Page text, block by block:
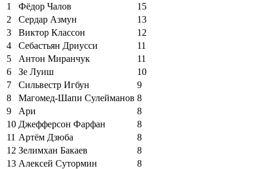
1
Фёдор Чалов
15
2
Сердар Азмун
13
3
Виктор Классон
12
4
Себастьян Дриусси
11
5
Антон Миранчук
11
6
Зе Луиш
10
7
Сильвестр Игбун
9
8
Магомед-Шапи Сулейманов 8
9
Ари
8
10 Джефферсон Фарфан
8
11 Артём Дзюба
8
12 Зелимхан Бакаев
8
13 Алексей Сутормин
8